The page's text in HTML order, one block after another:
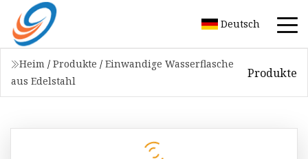
Deutsch
Heim / Produkte / Einwandige Wasserflasche
aus Edelstahl
Produkte